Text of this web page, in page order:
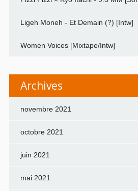
Ligeh Moneh - Et Demain (?) [Intw]
Women Voices [Mixtape/Intw]
Archives
novembre 2021
octobre 2021
juin 2021
mai 2021